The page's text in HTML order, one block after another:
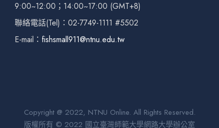
9:00~12:00；14:00~17:00 (GMT+8)
聯絡電話(Tel)：02-7749-1111 #5502
E-mail： fishsmall911@ntnu.edu.tw
Copyright @ 2022, NTNU Online. All Rights Reserved.
版權所有 © 2022 國立臺灣師範大學網路大學辦公室